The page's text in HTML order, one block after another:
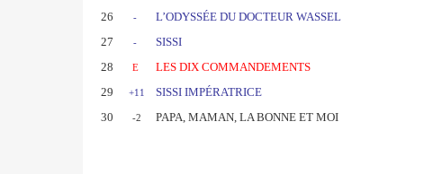
26
- L’ODYSSÉE DU DOCTEUR WASSEL
27
- SISSI
28
E LES DIX COMMANDEMENTS
29
+11 SISSI IMPÉRATRICE
30
-2 PAPA, MAMAN, LA BONNE ET MOI